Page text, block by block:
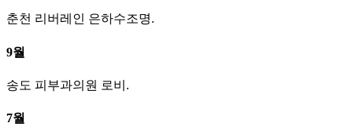
춘천 리버레인 은하수조명.
9월
송도 피부과의원 로비.
7월